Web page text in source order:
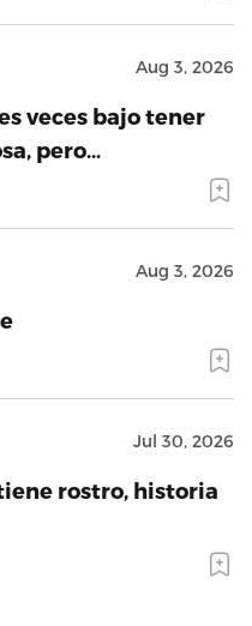
Aug 3, 2026
veces bajo tener
pero…
Aug 3, 2026
Jul 30, 2026
rostro, historia